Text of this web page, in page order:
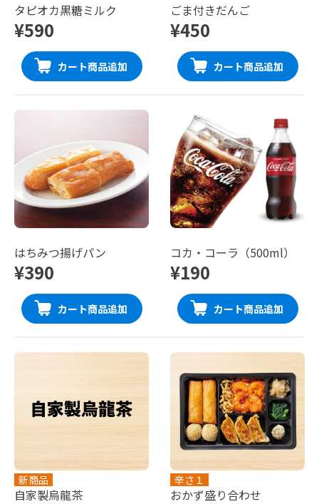
タピオカ黒糖ミルク
¥590
カート商品追加
ごま付きだんご
¥450
カート商品追加
はちみつ揚げパン
¥390
カート商品追加
コカ・コーラ（500ml）
¥190
カート商品追加
新商品
自家製烏龍茶
辛さ１
おかず盛り合わせ